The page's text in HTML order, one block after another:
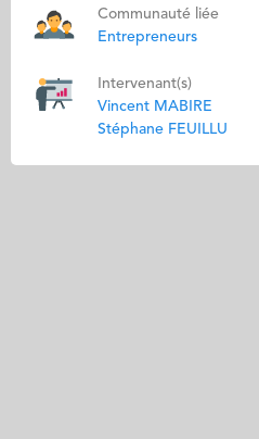
Communauté liée
Entrepreneurs
Intervenant(s)
Vincent MABIRE
Stéphane FEUILLU